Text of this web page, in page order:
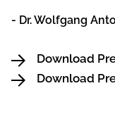
- Dr. Wolfgang
Download
Download